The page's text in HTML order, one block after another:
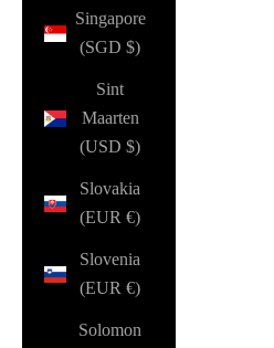
Singapore
(SGD $)
Sint
Maarten
(USD $)
Slovakia
(EUR €)
Slovenia
(EUR €)
Solomon